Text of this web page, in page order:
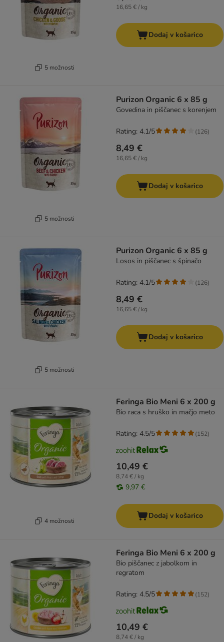
5 možnosti
16,65 € / kg
Dodaj v košarico
5 možnosti
Purizon Organic 6 x 85 g
Govedina in piščanec s korenjem
8,49 €
16,65 € / kg
Rating: 4.1/5 (126)
Dodaj v košarico
5 možnosti
Purizon Organic 6 x 85 g
Losos in piščanec s špinačo
8,49 €
16,65 € / kg
Rating: 4.1/5 (126)
Dodaj v košarico
4 možnosti
Feringa Bio Meni 6 x 200 g
Bio raca s hruško in mačjo meto
10,49 €
8,74 € / kg
9,97 €
Rating: 4.5/5 (152)
Dodaj v košarico
Feringa Bio Meni 6 x 200 g
Bio piščanec z jabolkom in
regratom
10,49 €
8,74 € / kg
Rating: 4.5/5 (152)